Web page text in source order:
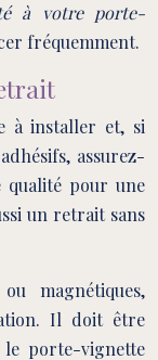
à votre porte-
fréquemment.
à installer et, si
assurez-
qualité pour une
un retrait sans
magnétiques,
Il doit être
porte-vignette